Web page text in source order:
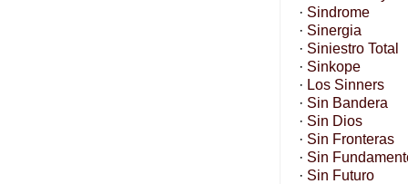
· Sindrome
· Sinergia
· Siniestro Total
· Sinkope
· Los Sinners
· Sin Bandera
· Sin Dios
· Sin Fronteras
· Sin
· Sin Futuro